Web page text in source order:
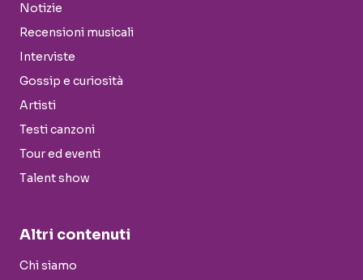
Notizie
Recensioni musicali
Interviste
Gossip e curiosità
Artisti
Testi canzoni
Tour ed eventi
Talent show
Altri contenuti
Chi siamo